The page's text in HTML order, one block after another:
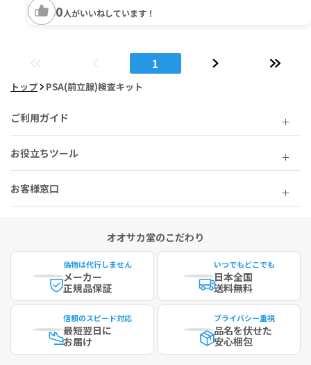
0人がいいねしています！
1
トップ PSA(前立腺)検査キット
ご利用ガイド
お役立ちツール
お客様窓口
オオサカ堂のこだわり
偽物は代行しません
メーカー
正規品保証
いつでもどこでも
日本全国
送料無料
信頼のスピード対応
最短翌日に
お届け
プライバシー重視
品名を伏せた
安心梱包